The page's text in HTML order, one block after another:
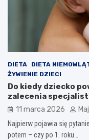
DIETA DIETA
ŻYWIENIE DZIECI
Do kiedy dziecko
zalecenia
11 marca 2026
Najpierw pojawia się
potem – czy po 1. roku…